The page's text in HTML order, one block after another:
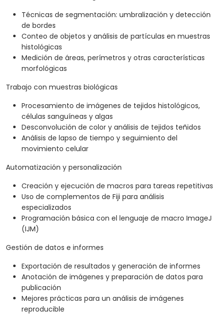
Técnicas de segmentación: umbralización y detección
de bordes
Conteo de objetos y análisis de partículas en muestras
histológicas
Medición de áreas, perímetros y otras características
morfológicas
Trabajo con muestras biológicas
Procesamiento de imágenes de tejidos histológicos,
células sanguíneas y algas
Desconvolución de color y análisis de tejidos teñidos
Análisis de lapso de tiempo y seguimiento del
movimiento celular
Automatización y personalización
Creación y ejecución de macros para tareas repetitivas
Uso de complementos de Fiji para análisis
especializados
Programación básica con el lenguaje de macro ImageJ
(IJM)
Gestión de datos e informes
Exportación de resultados y generación de informes
Anotación de imágenes y preparación de datos para
publicación
Mejores prácticas para un análisis de imágenes
reproducible